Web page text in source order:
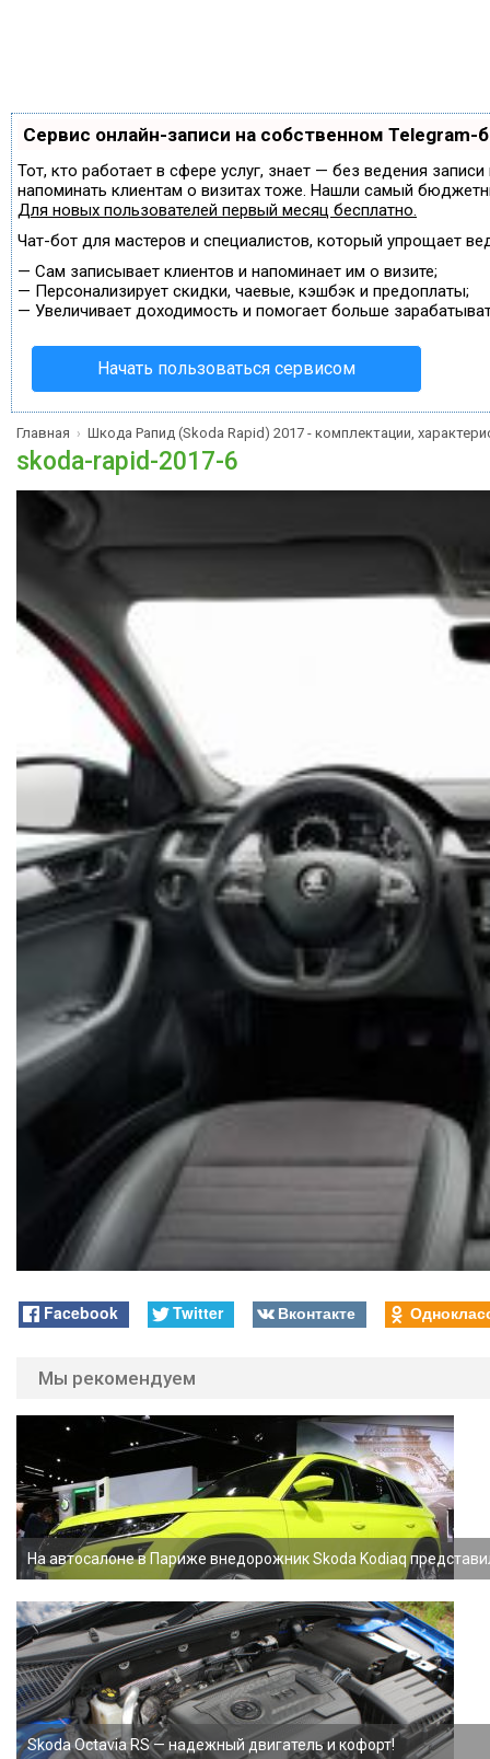
Сервис онлайн-записи на собственном Telegram-
Тот, кто работает в сфере услуг, знает — без ведения
напоминать клиентам о визитах тоже. Нашли самый
Для новых пользователей первый месяц бесплатно.
Чат-бот для мастеров и специалистов, который упрощает
— Сам записывает клиентов и напоминает им о визите;
— Персонализирует скидки, чаевые, кэшбэк и предоплаты;
— Увеличивает доходимость и помогает больше
Начать пользоваться сервисом
Главная › Шкода Рапид (Skoda Rapid) 2017 - комплектации,
skoda-rapid-2017-6
Facebook Twitter Вконтакте
Мы рекомендуем
На автосалоне в Париже внедорожник Skoda Kodiaq
Skoda Octavia RS — надежный двигатель и кофорт!